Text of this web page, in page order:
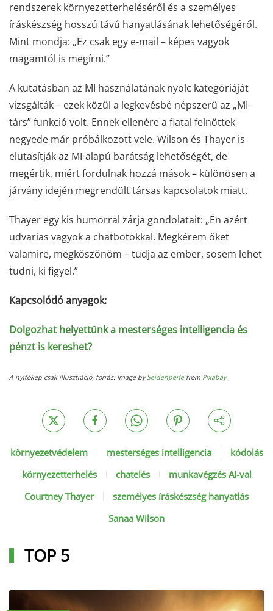
rendszerek környezetterheléséről és a személyes
íráskészség hosszú távú hanyatlásának lehetőségéről.
Mint mondja: „Ez csak egy e-mail – képes vagyok
magamtól is megírni.”
A kutatásban az MI használatának nyolc kategóriáját
vizsgálták – ezek közül a legkevésbé népszerű az „MI-
társ” funkció volt. Ennek ellenére a fiatal felnőttek
negyede már próbálkozott vele. Wilson és Thayer is
elutasítják az MI-alapú barátság lehetőségét, de
megértik, miért fordulnak hozzá mások – különösen a
járvány idején megrendült társas kapcsolatok miatt.
Thayer egy kis humorral zárja gondolatait: „Én azért
udvarias vagyok a chatbotokkal. Megkérem őket
valamire, megköszönöm – tudja az ember, sosem lehet
tudni, ki figyel.”
Kapcsolódó anyagok:
Dolgozhat helyettünk a mesterséges intelligencia és
pénzt is kereshet?
A nyitókép csak illusztráció, forrás: Image bySeidenperlefrom Pixabay
környezetvédelem mesterséges intelligencia
kódolás
környezetterhelés
chatelés
munkavégzés AI-val
Courtney Thayer
személyes íráskészség hanyatlás
Sanaa Wilson
TOP 5